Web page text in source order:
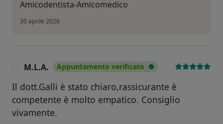
Amicodentista-Amicomedico
30 aprile 2026
M.L.A. Appuntamento verificato
Il dott.Galli è stato chiaro,rassicurante è
competente è molto empatico. Consiglio
vivamente.